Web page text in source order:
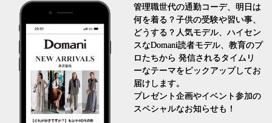
管理職世代の通勤コーデ、明日は
何を着る？子供の受験や習い事、
どうする？人気モデル、ハイセン
スなDomani読者モデル、教育のプ
ロたちから 発信されるタイムリ
ーなテーマをピックアップしてお
届けします。
プレゼント企画やイベント参加の
スペシャルなお知らせも！